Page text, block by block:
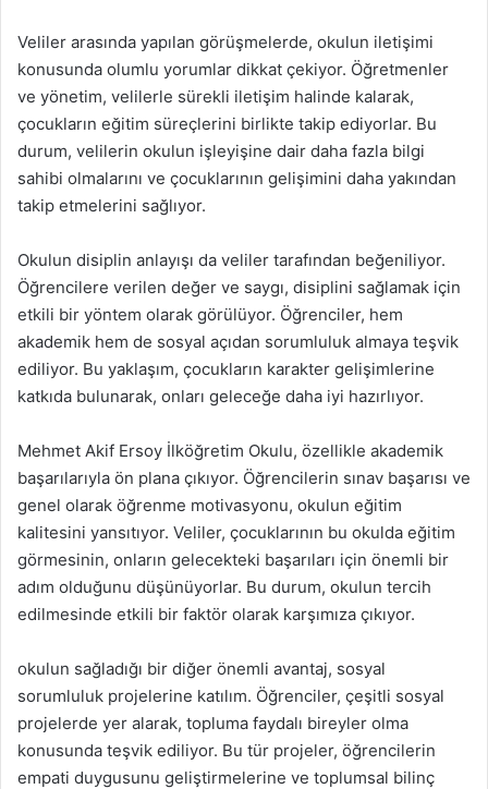
Veliler arasında yapılan görüşmelerde, okulun iletişimi
konusunda olumlu yorumlar dikkat çekiyor. Öğretmenler
ve yönetim, velilerle sürekli iletişim halinde kalarak,
çocukların eğitim süreçlerini birlikte takip ediyorlar. Bu
durum, velilerin okulun işleyişine dair daha fazla bilgi
sahibi olmalarını ve çocuklarının gelişimini daha yakından
takip etmelerini sağlıyor.
Okulun disiplin anlayışı da veliler tarafından beğeniliyor.
Öğrencilere verilen değer ve saygı, disiplini sağlamak için
etkili bir yöntem olarak görülüyor. Öğrenciler, hem
akademik hem de sosyal açıdan sorumluluk almaya teşvik
ediliyor. Bu yaklaşım, çocukların karakter gelişimlerine
katkıda bulunarak, onları geleceğe daha iyi hazırlıyor.
Mehmet Akif Ersoy İlköğretim Okulu, özellikle akademik
başarılarıyla ön plana çıkıyor. Öğrencilerin sınav başarısı ve
genel olarak öğrenme motivasyonu, okulun eğitim
kalitesini yansıtıyor. Veliler, çocuklarının bu okulda eğitim
görmesinin, onların gelecekteki başarıları için önemli bir
adım olduğunu düşünüyorlar. Bu durum, okulun tercih
edilmesinde etkili bir faktör olarak karşımıza çıkıyor.
okulun sağladığı bir diğer önemli avantaj, sosyal
sorumluluk projelerine katılım. Öğrenciler, çeşitli sosyal
projelerde yer alarak, topluma faydalı bireyler olma
konusunda teşvik ediliyor. Bu tür projeler, öğrencilerin
empati duygusunu geliştirmelerine ve toplumsal bilinç